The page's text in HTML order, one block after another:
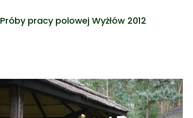
Próby pracy polowej Wyżłów 2012